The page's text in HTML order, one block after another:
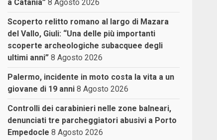
a Catania” 8 Agosto 2026
Scoperto relitto romano al largo di Mazara
del Vallo, Giuli: “Una delle più importanti
scoperte archeologiche subacquee degli
ultimi anni” 8 Agosto 2026
Palermo, incidente in moto costa la vita a un
giovane di 19 anni 8 Agosto 2026
Controlli dei carabinieri nelle zone balneari,
denunciati tre parcheggiatori abusivi a Porto
Empedocle 8 Agosto 2026